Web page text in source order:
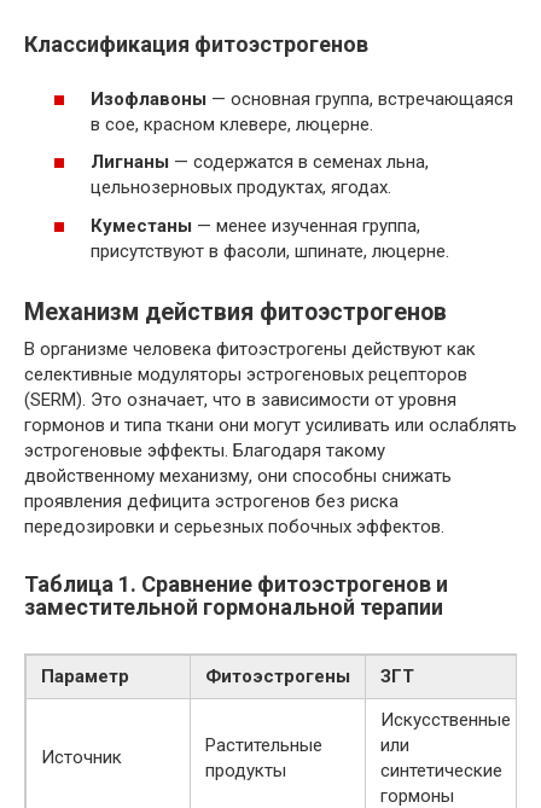
Классификация фитоэстрогенов
Изофлавоны — основная группа, встречающаяся
в сое, красном клевере, люцерне.
Лигнаны — содержатся в семенах льна,
цельнозерновых продуктах, ягодах.
Куместаны — менее изученная группа,
присутствуют в фасоли, шпинате, люцерне.
Механизм действия фитоэстрогенов
В организме человека фитоэстрогены действуют как
селективные модуляторы эстрогеновых рецепторов
(SERM). Это означает, что в зависимости от уровня
гормонов и типа ткани они могут усиливать или ослаблять
эстрогеновые эффекты. Благодаря такому
двойственному механизму, они способны снижать
проявления дефицита эстрогенов без риска
передозировки и серьезных побочных эффектов.
Таблица 1. Сравнение фитоэстрогенов и
заместительной гормональной терапии
Параметр Фитоэстрогены ЗГТ
Источник
Растительные
продукты
Искусственные
или
синтетические
гормоны